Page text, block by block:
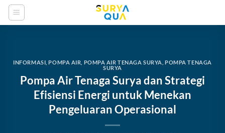
Skip
INFORMASI ,POMPA AIR POMPA AIR TENAGA SURYA ,POMPA TENAGA
SURYA
Pompa Air Tenaga Surya dan Strategi
Efisiensi Energi untuk Menekan
Pengeluaran Operasional